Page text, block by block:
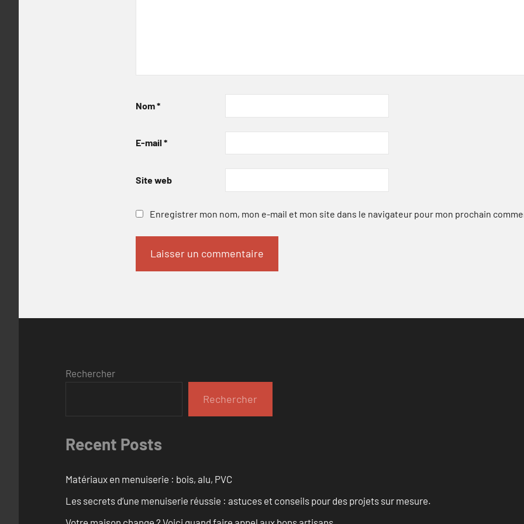
Nom*
E-mail *
Site web
Enregistrer mon nom, mon e-mail et mon site dans le navigateur pour mon prochain
Rechercher
Rechercher
Recent Posts
Matériaux en menuiserie : bois, alu, PVC
Les secrets d’une menuiserie réussie : astuces et conseils pour des projets sur mesure.